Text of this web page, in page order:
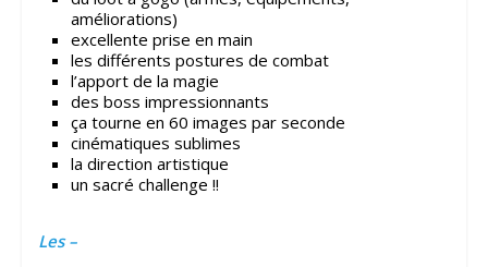
améliorations)
excellente prise en main
les différents postures de combat
l’apport de la magie
des boss impressionnants
ça tourne en 60 images par seconde
cinématiques sublimes
la direction artistique
un sacré challenge !!
Les –